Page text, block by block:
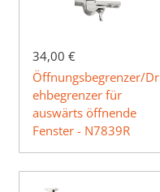
34,00 €
Öffnungsbegrenzer/Dr
ehbegrenzer für
auswärts öffnende
Fenster - N7839R